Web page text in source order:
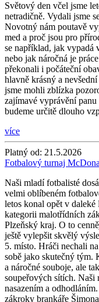
Světový den včel jsme
netradičně. Vydali jsme
Novotný nám poutavě
med a proč jsou pro
se například, jak
nebo jak náročná je
překonali i počáteční
hlavně krásný a
jsme mohli zblízka
zajímavé vyprávění
budeme určitě dlouho
více
Platný od: 21.5.2026
Fotbalový turnaj
Naši mladí fotbalisté
velmi oblíbeném
letos konal opět v
kategorii malotřídních
Plzeňský kraj. O to
ještě vylepšit skvělý
5. místo. Hráči nechali
sobě jako skutečný tým.
a náročné souboje, ale
soupeřových sítích. Naši
nasazením a
zákroky brankáře